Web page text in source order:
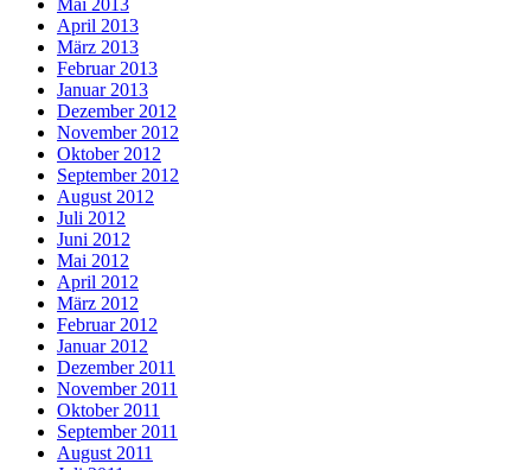
April 2013
März 2013
Februar 2013
Januar 2013
Dezember 2012
November 2012
Oktober 2012
September 2012
August 2012
Juli 2012
Juni 2012
Mai 2012
April 2012
März 2012
Februar 2012
Januar 2012
Dezember 2011
November 2011
Oktober 2011
September 2011
August 2011